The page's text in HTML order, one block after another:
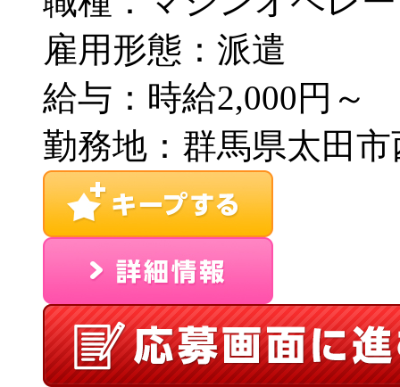
雇用形態：派遣
給与：時給2,000円～
勤務地：群馬県太田